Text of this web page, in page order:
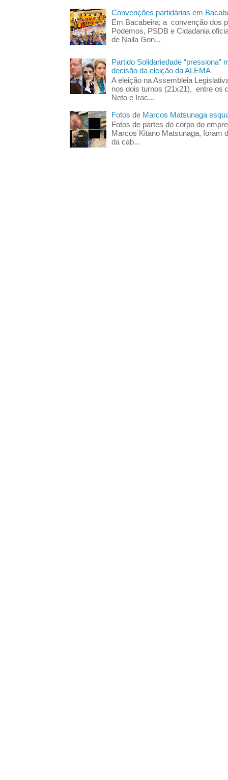
Convenções partidárias em
Em Bacabeira; a convenção dos
Podemos, PSDB e Cidadania
de Naila Gon...
Partido Solidariedade “pressiona”
decisão da eleição da ALEMA
A eleição na Assembleia
nos dois turnos (21x21), entre os
Neto e Irac...
Fotos de Marcos Matsunaga
Fotos de partes do corpo do
Marcos Kitano Matsunaga, foram
da cab...